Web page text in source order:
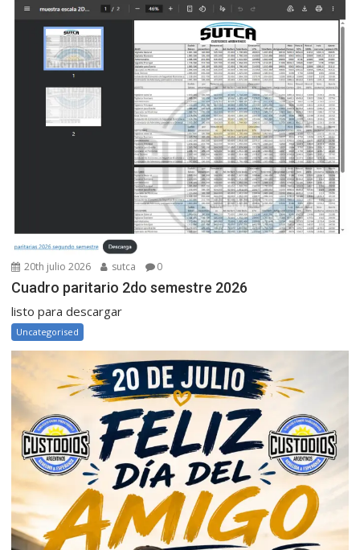
20th julio 2026 sutca 0
Cuadro paritario 2do semestre 2026
listo para descargar
Uncategorised